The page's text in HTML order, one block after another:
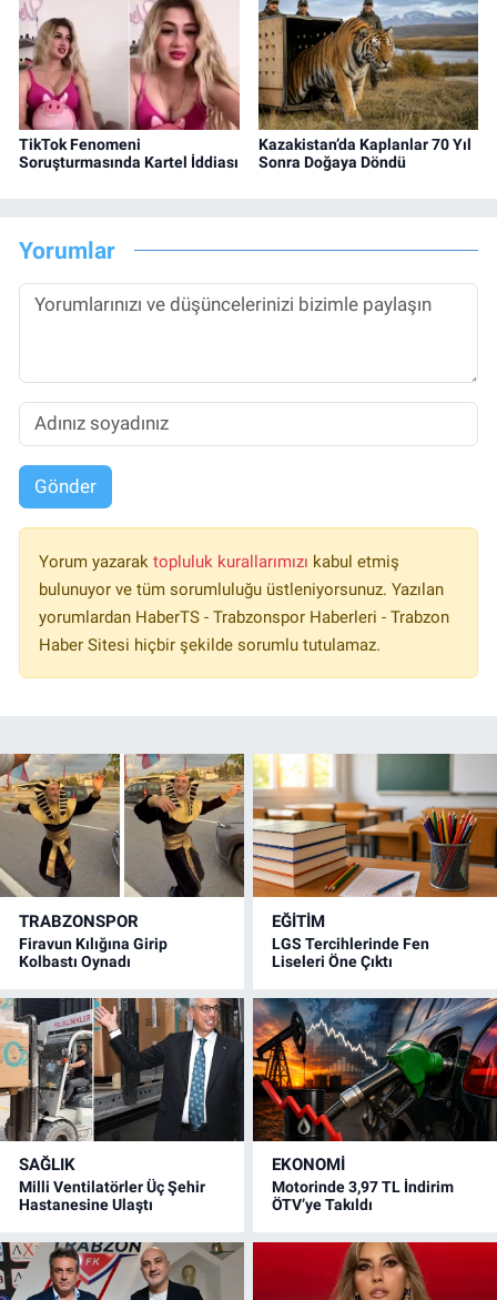
TikTok Fenomeni
Soruşturmasında Kartel İddiası
Kazakistan’da Kaplanlar 70 Yıl
Sonra Doğaya Döndü
Yorumlar
Gönder
Yorum yazarak topluluk kurallarımızı kabul etmiş
bulunuyor ve tüm sorumluluğu üstleniyorsunuz. Yazılan
yorumlardan HaberTS - Trabzonspor Haberleri - Trabzon
Haber Sitesi hiçbir şekilde sorumlu tutulamaz.
TRABZONSPOR
Firavun Kılığına Girip
Kolbastı Oynadı
EĞİTİM
LGS Tercihlerinde Fen
Liseleri Öne Çıktı
SAĞLIK
Milli Ventilatörler Üç Şehir
Hastanesine Ulaştı
EKONOMİ
Motorinde 3,97 TL İndirim
ÖTV’ye Takıldı